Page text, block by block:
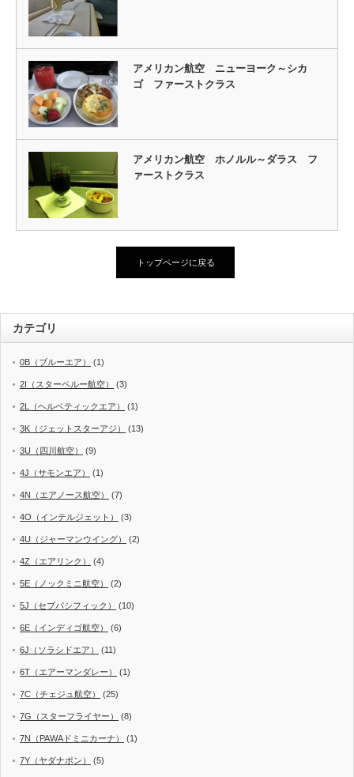
アメリカン航空 ニューヨーク～シカ
ゴ ファーストクラス
アメリカン航空 ホノルル～ダラス フ
ァーストクラス
トップページに戻る
カテゴリ
0B（ブルーエア） (1)
2I（スターペルー航空） (3)
2L（ヘルベティックエア） (1)
3K（ジェットスターアジ） (13)
3U（四川航空） (9)
4J（サモンエア） (1)
4N（エアノース航空） (7)
4O（インテルジェット） (3)
4U（ジャーマンウイング） (2)
4Z（エアリンク） (4)
5E（ノックミニ航空） (2)
5J（セブパシフィック） (10)
6E（インディゴ航空） (6)
6J（ソラシドエア） (11)
6T（エアーマンダレー） (1)
7C（チェジュ航空） (25)
7G（スターフライヤー） (8)
7N（PAWAドミニカーナ） (1)
7Y（ヤダナポン） (5)